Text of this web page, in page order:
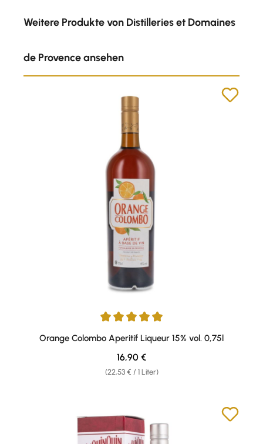
Weitere Produkte von Distilleries et Domaines
de Provence ansehen
Durchschnittliche Bewertung von 4.89 von 5 Sternen
Orange Colombo Aperitif Liqueur 15% vol. 0,75l
(22,53 € / 1 Liter)
Regulärer Preis:
16,90 €